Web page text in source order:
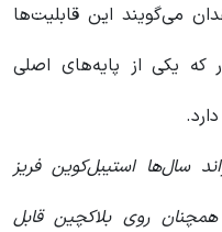
می‌گویند این قابلیت‌ها
که یکی از پایه‌های اصلی
سال‌ها استیبل‌کوین فریز
روی بلاکچین قابل